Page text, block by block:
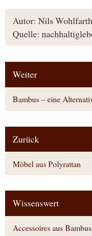
Autor: Nils Wohlfarth
Quelle:
Weiter
Bambus – eine
Zurück
Möbel aus Polyrattan
Wissenswert
Accessoires aus Bambus